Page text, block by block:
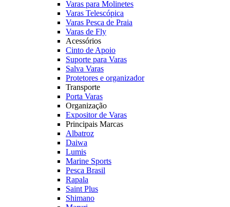
Varas para Molinetes
Varas Telescópica
Varas Pesca de Praia
Varas de Fly
Acessórios
Cinto de Apoio
Suporte para Varas
Salva Varas
Protetores e organizador
Transporte
Porta Varas
Organização
Expositor de Varas
Principais Marcas
Albatroz
Daiwa
Lumis
Marine Sports
Pesca Brasil
Rapala
Saint Plus
Shimano